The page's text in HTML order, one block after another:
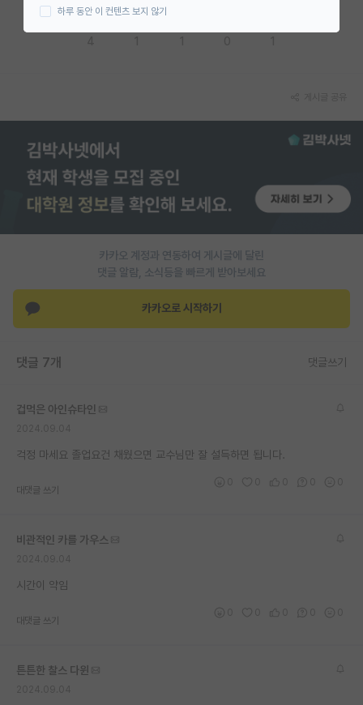
연구실(PI) 홍보 게시판
취업 게시판
임용 후기 게시판
인문사회 계열 게시판
특수/전문대학원 게시판
반도체/AI 게시판
장학금/장학생 게시판
커리어
유학교육
재팬라운지 🌸
카카오 계정과 연동하여 게시글에 달린
댓글 알람, 소식등을 빠르게 받아보세요
카카오로 시작하기
댓글 7개 댓글쓰기
겁먹은 아인슈타인
걱정 마세요 졸업요건 채웠으면 교수님만 잘 설득하면 됩니다.
대댓글 쓰기
비관적인 카를 가우스
시간이 약임
대댓글 쓰기
튼튼한 찰스 다윈
하루 동안 이 컨텐츠 보지 않기